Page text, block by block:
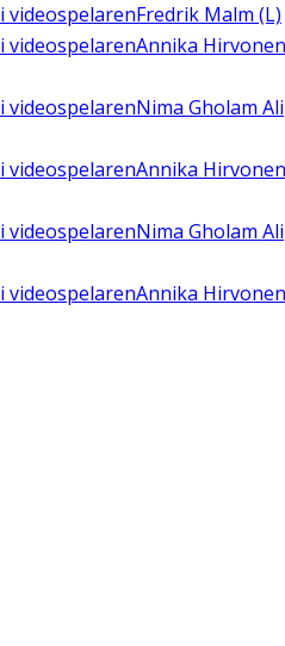
i videospelarenFredrik Malm (L)
i videospelarenAnnika Hirvonen
i videospelarenNima Gholam Ali
i videospelarenAnnika Hirvonen
i videospelarenNima Gholam Ali
i videospelarenAnnika Hirvonen